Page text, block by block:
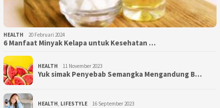
HEALTH 20 Februari 2024
6 Manfaat Minyak Kelapa untuk Kesehatan …
HEALTH 11 November 2023
Yuk simak Penyebab Semangka Mengandung B…
HEALTH, LIFESTYLE 16 September 2023